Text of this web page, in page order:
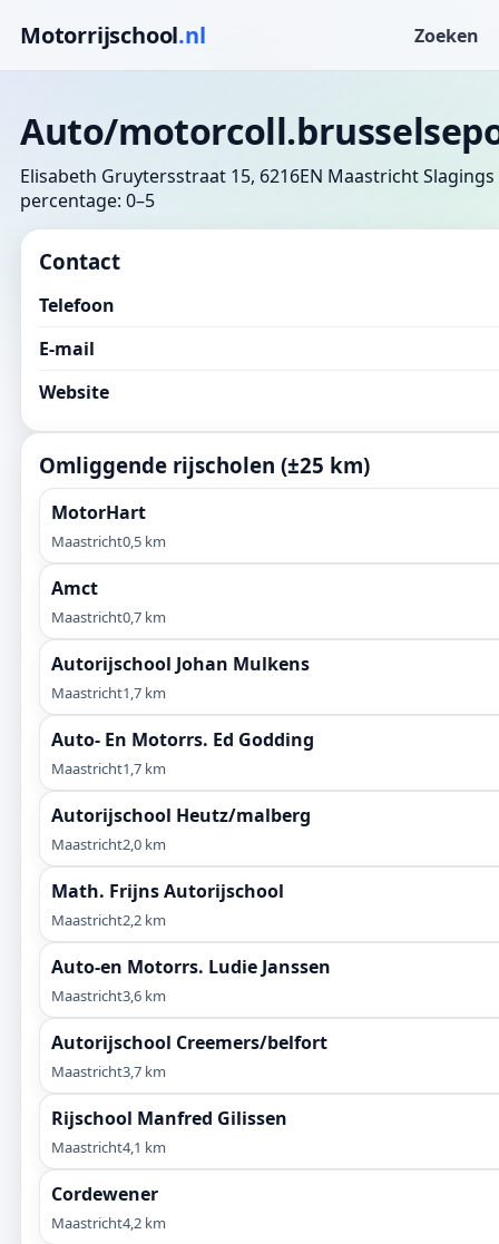
Motorrijschool.nl Zoeken
Auto/
Elisabeth Gruytersstraat 15, 6216EN MaastrichtSlagings
percentage: 0–5
Contact
Telefoon
E-mail
Website
Omliggende rijscholen (±25 km)
MotorHart
Maastricht0,5 km
Amct
Maastricht0,7 km
Autorijschool Johan Mulkens
Maastricht1,7 km
Auto- En Motorrs. Ed Godding
Maastricht1,7 km
Autorijschool Heutz/malberg
Maastricht2,0 km
Math. Frijns Autorijschool
Maastricht2,2 km
Auto-en Motorrs. Ludie Janssen
Maastricht3,6 km
Autorijschool Creemers/belfort
Maastricht3,7 km
Rijschool Manfred Gilissen
Maastricht4,1 km
Cordewener
Maastricht4,2 km